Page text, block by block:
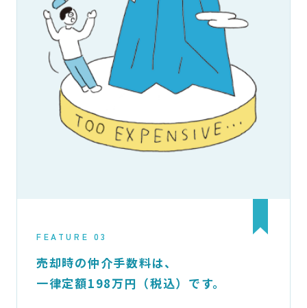
FEATURE 03
売却時の仲介手数料は、
一律定額198万円（税込）です。